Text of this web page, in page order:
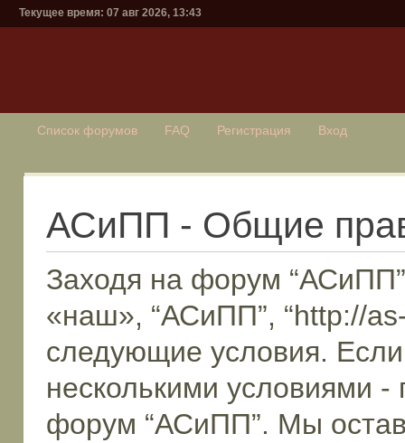
Текущее время: 07 авг 2026, 13:43
Список форумов FAQ Регистрация Вход
АСиПП - Общие
Заходя на форум
«наш», “АСиПП”, “http://
следующие условия.
несколькими условиями -
форум “АСиПП”. Мы